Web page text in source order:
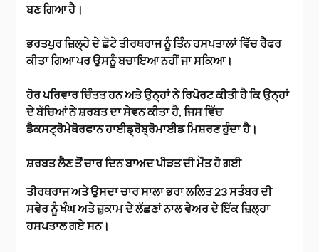
ਬਣ ਗਿਆ ਹੈ।
ਭਰਤਪੁਰ ਜ਼ਿਲ੍ਹੇ ਦੇ ਛੋਟੇ ਤੀਰਥਰਾਜ ਨੂੰ ਤਿੰਨ ਹਸਪਤਾਲਾਂ ਵਿੱਚ ਰੈਫਰ
ਕੀਤਾ ਗਿਆ ਪਰ ਉਸਨੂੰ ਬਚਾਇਆ ਨਹੀਂ ਜਾ ਸਕਿਆ।
ਹੋਰ ਪਰਿਵਾਰ ਚਿੰਤਤ ਹਨ ਅਤੇ ਉਨ੍ਹਾਂ ਨੇ ਰਿਪੋਰਟ ਕੀਤੀ ਹੈ ਕਿ ਉਨ੍ਹਾਂ
ਦੇ ਬੱਚਿਆਂ ਨੇ ਸ਼ਰਬਤ ਦਾ ਸੇਵਨ ਕੀਤਾ ਹੈ, ਜਿਸ ਵਿੱਚ
ਡੈਕਸਟ੍ਰੋਮੇਥੋਰਫਾਨ ਹਾਈਡ੍ਰੋਬ੍ਰੋਮਾਈਡ ਮਿਸ਼ਰਣ ਹੁੰਦਾ ਹੈ।
ਸ਼ਰਬਤ ਲੈਣ ਤੋਂ ਚਾਰ ਦਿਨ ਬਾਅਦ ਪੀੜਤ ਦੀ ਮੌਤ ਹੋ ਗਈ
ਤੀਰਥਰਾਜ ਅਤੇ ਉਸਦਾ ਚਾਰ ਸਾਲਾ ਭਰਾ ਲਲਿਤ 23 ਸਤੰਬਰ ਦੀ
ਸਵੇਰ ਨੂੰ ਖੰਘ ਅਤੇ ਜ਼ੁਕਾਮ ਦੇ ਲੱਛਣਾਂ ਨਾਲ ਵੇਅਰ ਦੇ ਇੱਕ ਜ਼ਿਲ੍ਹਾ
ਹਸਪਤਾਲ ਗਏ ਸਨ।